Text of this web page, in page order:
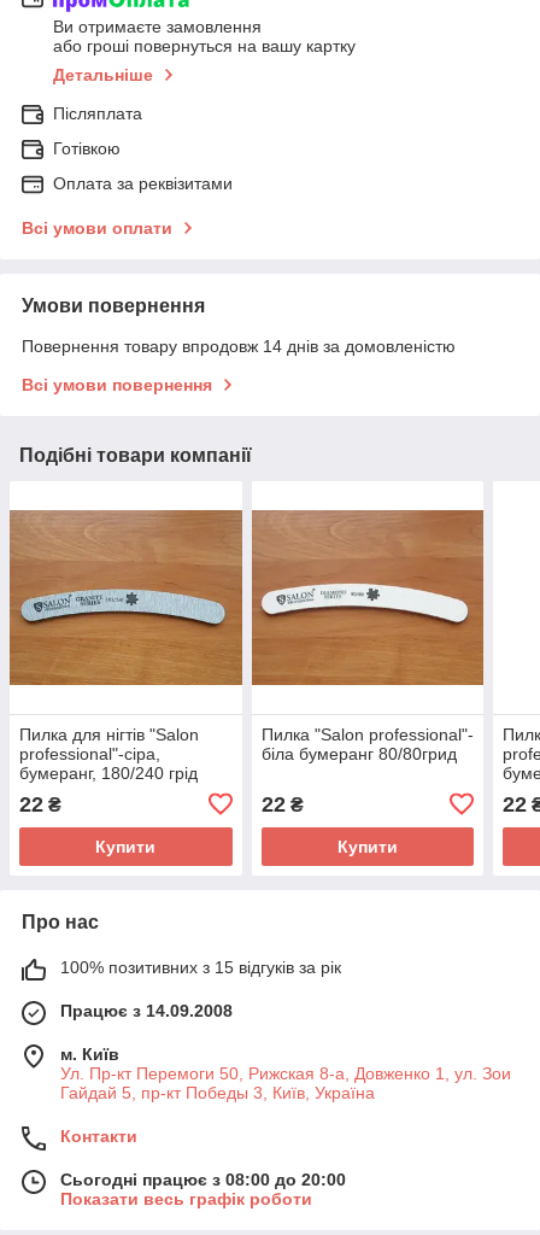
Ви отримаєте замовлення
або гроші повернуться на вашу картку
Детальніше
Післяплата
Готівкою
Оплата за реквізитами
Всі умови оплати
Умови повернення
Повернення товару впродовж 14 днів за домовленістю
Всі умови повернення
Подібні товари компанії
Пилка для нігтів "Salon
professional"-сіра,
бумеранг, 180/240 грід
22 ₴
Купити
Пилка "Salon professional"-
біла бумеранг 80/80грид
22₴
Купити
22
Про нас
100% позитивних з 15 відгуків за рік
Працює з 14.09.2008
м. Київ
Ул. Пр-кт Перемоги 50, Рижская 8-а, Довженко 1, ул. Зои
Гайдай 5, пр-кт Победы 3, Київ, Україна
Контакти
Сьогодні працює з 08:00 до 20:00
Показати весь графік роботи